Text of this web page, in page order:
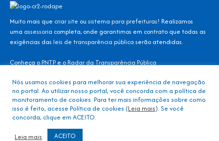
Muito mais que criar site ou sistema para prefeituras! Realizamos
uma assessoria completa, onde garantimos em contrato que todas as
exigências das leis de transparência pública serão atendidas.
Conheça oPNTPe oRadar da Transparência Pública
Todos os direitos reservados ao Consórcio Intermunicipal – CONDER
Mapa do Site Acessar Área Administrativa
Nós usamos cookies para melhorar sua experiência de navegação
no portal. Ao utilizar nosso portal, você concorda com a política de
monitoramento de cookies. Para ter mais informações sobre como
isso é feito, acesse Política de cookies (Leia mais). Se você
concorda, clique em ACEITO.
Leia mais
ACEITO